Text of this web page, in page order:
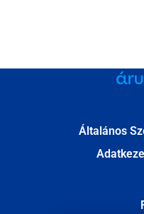
Általános